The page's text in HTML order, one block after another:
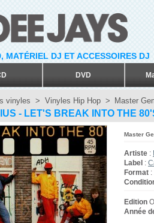
MATÉRIEL DJ ET ACCESSOIRES DJ
DVD
vinyles > Vinyles Hip Hop > Master
- LET'S BREAK INTO THE
Master
Artiste :
Label :
Format :
Edition
Année